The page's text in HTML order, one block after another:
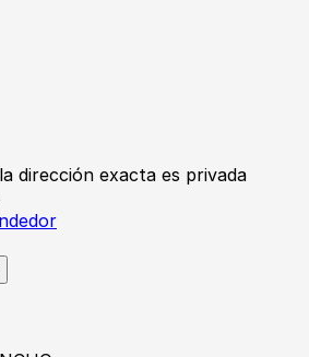
dirección exacta es privada